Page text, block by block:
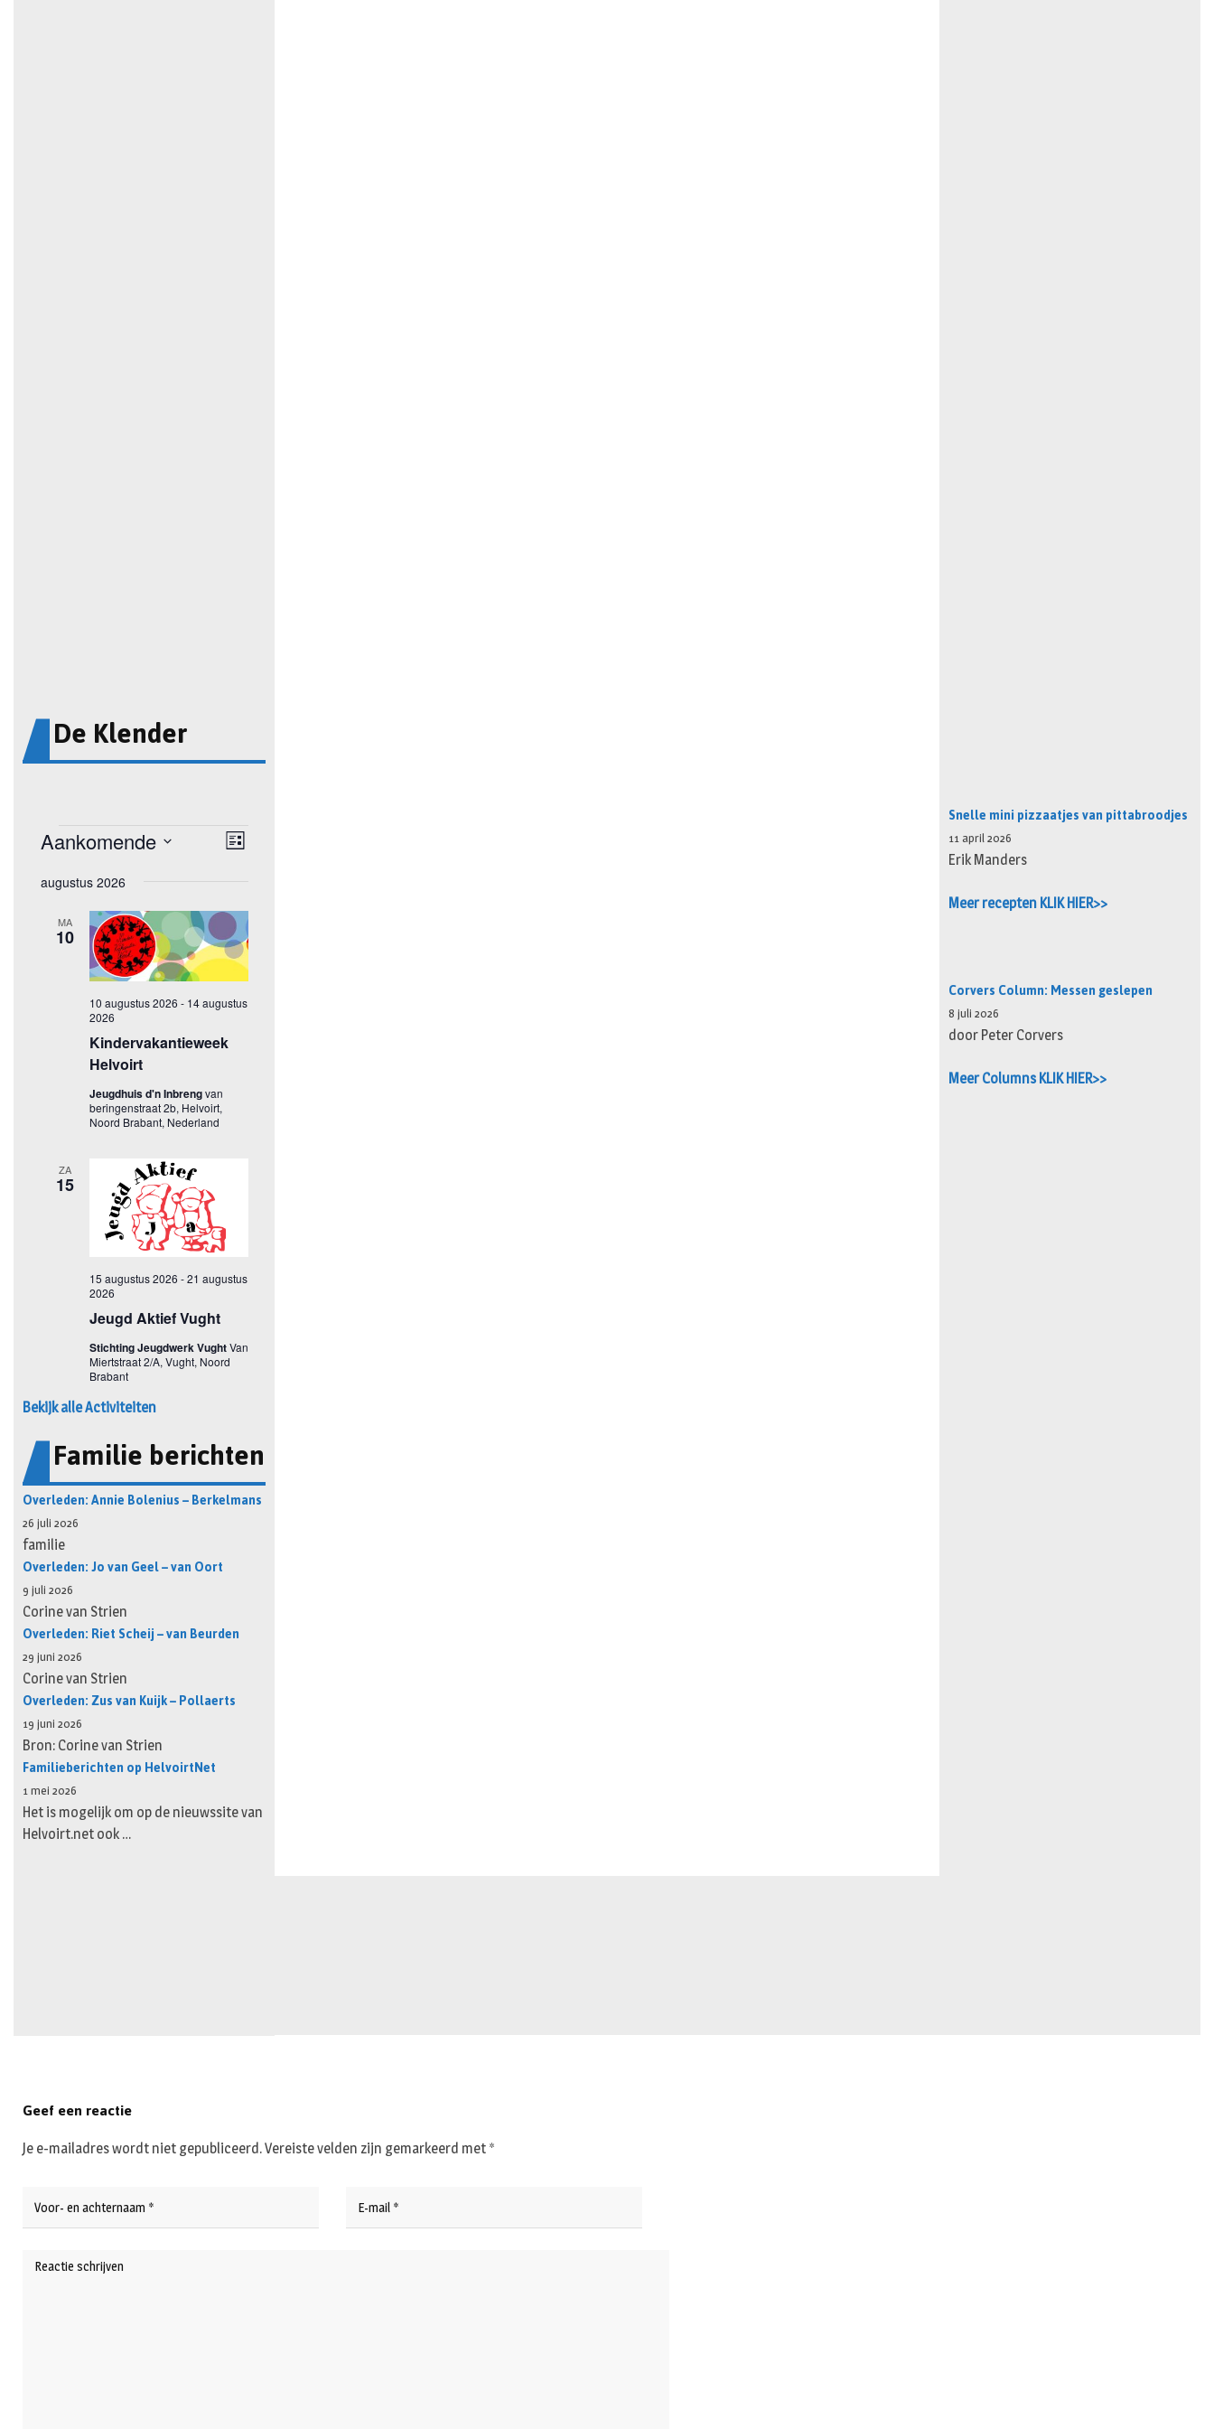
De Klender
Bekijk alle Activiteiten
Familie berichten
Overleden: Annie Bolenius – Berkelmans
26 juli 2026
familie
Overleden: Jo van Geel – van Oort
9 juli 2026
Corine van Strien
Overleden: Riet Scheij – van Beurden
29 juni 2026
Corine van Strien
Overleden: Zus van Kuijk – Pollaerts
19 juni 2026
Bron: Corine van Strien
Familieberichten op HelvoirtNet
1 mei 2026
Het is mogelijk om op de nieuwssite van
Helvoirt.net ook …
Snelle mini pizzaatjes van pittabroodjes
11 april 2026
Erik Manders
Meer recepten KLIK HIER>>
Corvers Column: Messen geslepen
8 juli 2026
door Peter Corvers
Meer Columns KLIK HIER>>
Geef een reactie
Je e-mailadres wordt niet gepubliceerd.Vereiste velden zijn gemarkeerd met *